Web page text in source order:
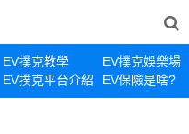
EV撲克教學
EV撲克娛樂場
EV撲克平台介紹 EV保險是啥?